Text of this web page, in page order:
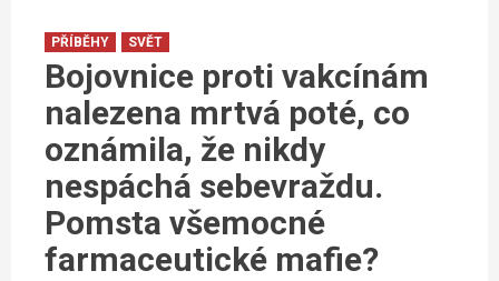
PŘÍBĚHY SVĚT
Bojovnice proti vakcínám
nalezena mrtvá poté, co
oznámila, že nikdy
nespáchá sebevraždu.
Pomsta všemocné
farmaceutické mafie?